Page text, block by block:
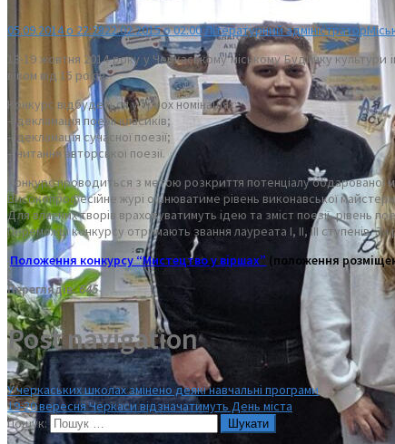
05.09.2014 о 22:2822.02.2015 о 02:00Літературний адміністратор
18-19 жовтня 2014 року у Черкаському міському Будинку культури
віком від 15 років.
Конкурс відбудеться у трьох номінаціях:
– декламація поезії класиків;
– декламація сучасної поезії;
– читання авторської поезії.
Конкурс проводиться з метою розкриття потенціалу обдарованої
Високопрофесійне журі оцінюватиме рівень виконавської
Для власних творів враховуватимуть ідею та зміст поезії, рівень
Переможці конкурсу отримають звання лауреата І, ІІ, ІІІ
Положення конкурсу “Мистецтво у віршах” (положення
Переглядів:645
Post navigation
У черкаських школах змінено деякі навчальні програми
19-20 вересня Черкаси відзначатимуть День міста
Пошук: